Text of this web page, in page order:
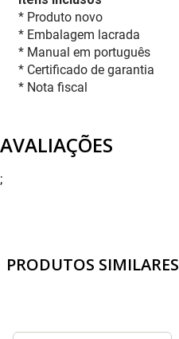
* Produto novo
* Embalagem lacrada
* Manual em português
* Certificado de garantia
* Nota fiscal
AVALIAÇÕES
;
PRODUTOS SIMILARES